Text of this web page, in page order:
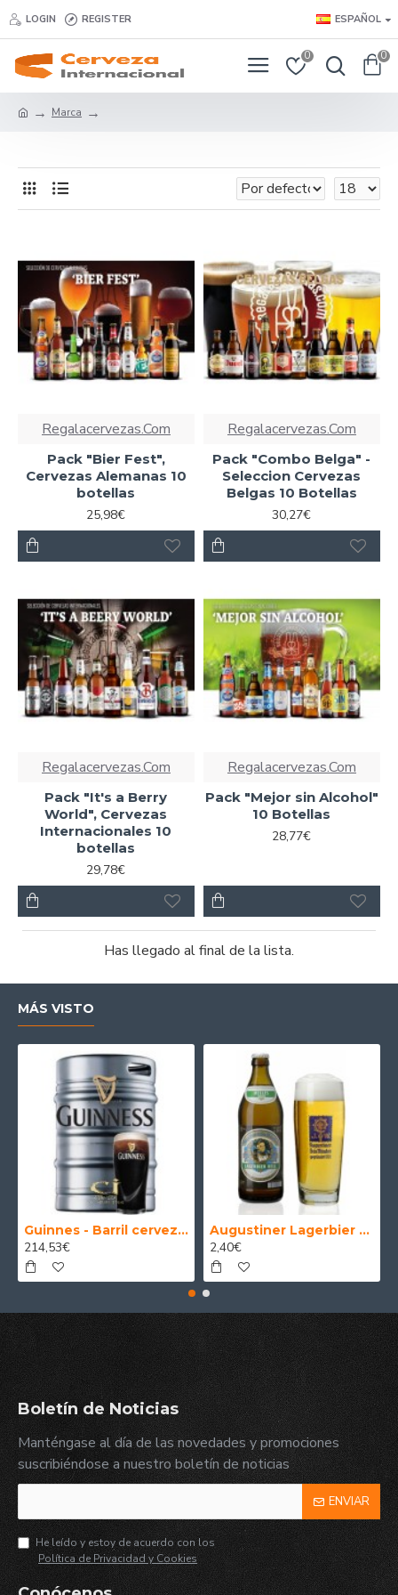
LOGIN REGISTER ESPAÑOL
0 0
Marca
Regalacervezas.Com
Pack "Bier Fest",
Cervezas Alemanas 10
botellas
25,98€
Regalacervezas.Com
Pack "Combo Belga" -
Seleccion Cervezas
Belgas 10 Botellas
30,27€
Regalacervezas.Com
Pack "It's a Berry
World", Cervezas
Internacionales 10
botellas
29,78€
Regalacervezas.Com
Pack "Mejor sin Alcohol"
10 Botellas
28,77€
Has llegado al final de la lista.
MÁS VISTO
Guinnes - Barril cerveza 30 Litros
214,53€
Augustiner Lagerbier Hell - Cerveza Alemana Munich Helles Lager 50 cl.
2,40€
Boletín de Noticias
Manténgase al día de las novedades y promociones
suscribiéndose a nuestro boletín de noticias
ENVIAR
He leído y estoy de acuerdo con los
Política de Privacidad y Cookies